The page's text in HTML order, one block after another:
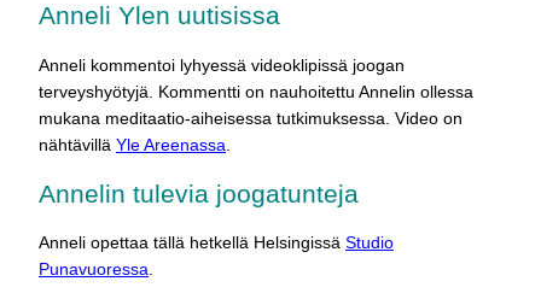
Anneli Ylen uutisissa
Anneli kommentoi lyhyessä videoklipissä joogan
terveyshyötyjä. Kommentti on nauhoitettu Annelin ollessa
mukana meditaatio-aiheisessa tutkimuksessa. Video on
nähtävillä Yle Areenassa
Annelin tulevia joogatunteja
Anneli opettaa tällä hetkellä Helsingissä Studio
Punavuoressa.